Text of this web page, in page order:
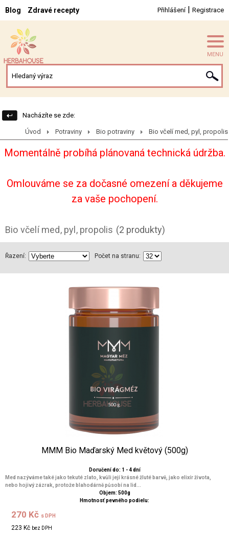
Blog Zdravé recepty Přihlášení| Registrace
MENU
Nacházíte se zde:
Úvod Potraviny Bio potraviny Bio včelí med, pyl, propolis
Momentálně probíhá plánovaná technická údržba.
Omlouváme se za dočasné omezení a děkujeme
za vaše pochopení.
Bio včelí med, pyl, propolis (2 produkty)
Řazení: Počet na stranu:
MMM Bio Maďarský Med květový (500g)
Doručení do: 1 - 4 dní
Med nazýváme také jako tekuté zlato, kvůli její krásné žluté barvě, jako elixír života,
nebo hojivý zázrak, protože blahodárně působí na lid...
Objem: 500g
Hmotnosť pevného podielu:
270 Kč s DPH
223 Kč bez DPH